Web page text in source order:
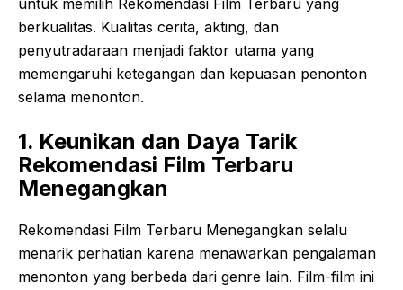
untuk memilih Rekomendasi Film Terbaru yang
berkualitas. Kualitas cerita, akting, dan
penyutradaraan menjadi faktor utama yang
memengaruhi ketegangan dan kepuasan penonton
selama menonton.
1. Keunikan dan Daya Tarik
Rekomendasi Film Terbaru
Menegangkan
Rekomendasi Film Terbaru Menegangkan selalu
menarik perhatian karena menawarkan pengalaman
menonton yang berbeda dari genre lain. Film-film ini